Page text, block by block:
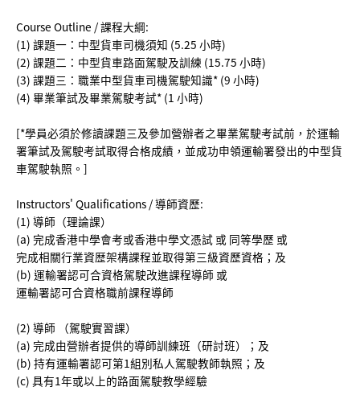
Course Outline / 課程大綱:
(1) 課題一：中型貨車司機須知 (5.25 小時)
(2) 課題二：中型貨車路面駕駛及訓練 (15.75 小時)
(3) 課題三：職業中型貨車司機駕駛知識* (9 小時)
(4) 畢業筆試及畢業駕駛考試* (1 小時)
[*學員必須於修讀課題三及參加營辦者之畢業駕駛考試前，於運輸
署筆試及駕駛考試取得合格成績，並成功申領運輸署發出的中型貨
車駕駛執照。]
Instructors' Qualifications / 導師資歷:
(1) 導師（理論課）
(a) 完成香港中學會考或香港中學文憑試 或 同等學歷 或
完成相關行業資歴架構課程並取得第三級資歷資格；及
(b) 運輸署認可合資格駕駛改進課程導師 或
運輸署認可合資格職前課程導師
(2) 導師 （駕駛實習課）
(a) 完成由營辦者提供的導師訓練班（研討班）；及
(b) 持有運輸署認可第1組別私人駕駛教師執照；及
(c) 具有1年或以上的路面駕駛教學經驗